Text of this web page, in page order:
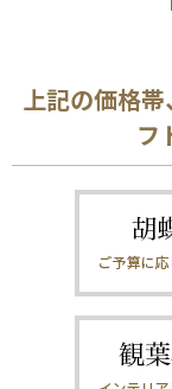
上記の価格帯
フ